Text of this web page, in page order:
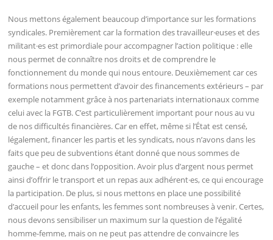
Nous mettons également beaucoup d’importance sur les formations
syndicales. Premièrement car la formation des travailleur·euses et des
militant·es est primordiale pour accompagner l’action politique : elle
nous permet de connaître nos droits et de comprendre le
fonctionnement du monde qui nous entoure. Deuxièmement car ces
formations nous permettent d’avoir des financements extérieurs – par
exemple notamment grâce à nos partenariats internationaux comme
celui avec la FGTB. C’est particulièrement important pour nous au vu
de nos difficultés financières. Car en effet, même si l’État est censé,
légalement, financer les partis et les syndicats, nous n’avons dans les
faits que peu de subventions étant donné que nous sommes de
gauche – et donc dans l’opposition. Avoir plus d’argent nous permet
ainsi d’offrir le transport et un repas aux adhérent·es, ce qui encourage
la participation. De plus, si nous mettons en place une possibilité
d’accueil pour les enfants, les femmes sont nombreuses à venir. Certes,
nous devons sensibiliser un maximum sur la question de l’égalité
homme-femme, mais on ne peut pas attendre de convaincre les